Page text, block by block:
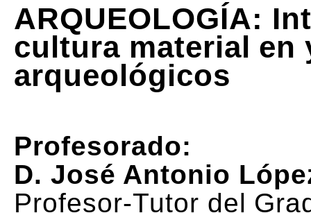
ARQUEOLOGÍA:
cultura material en
arqueológicos
Profesorado:
D. José Antonio
Profesor-Tutor del